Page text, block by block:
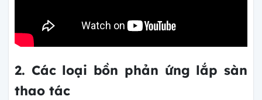
2. Các loại bồn phản ứng lắp sàn
thao tác